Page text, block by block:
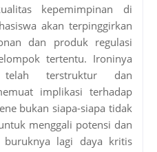
kepemimpinan di
akan terpinggirkan
dan produk regulasi
tertentu. Ironinya
terstruktur dan
implikasi terhadap
bukan siapa-siapa tidak
menggali potensi dan
buruknya lagi daya kritis